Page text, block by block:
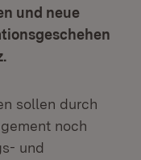
und neue
sollen durch
noch
und